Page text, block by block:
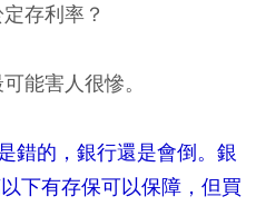
存利率？
能害人很慘。
錯的，銀行還是會倒。銀
下有存保可以保障，但買